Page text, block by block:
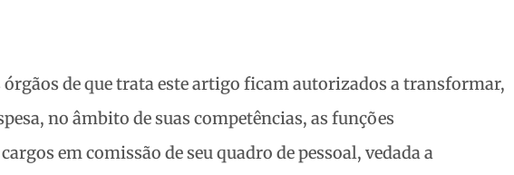
de que trata este artigo ficam autorizados a transformar,
no âmbito de suas competências, as funções
em comissão de seu quadro de pessoal, vedada a